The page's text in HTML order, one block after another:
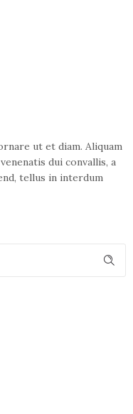
ut et diam. Aliquam
dui convallis, a
tellus in interdum